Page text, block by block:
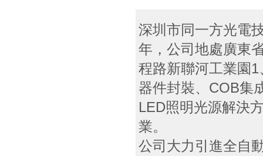
深圳市同一方光電
年，公司地處廣東
程路新聯河工業園
器件封裝、COB集
LED照明光源解決
業。
公司大力引進全自